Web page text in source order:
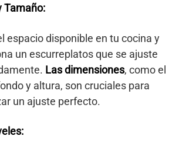
Tamaño:
espacio disponible en tu cocina y
un escurreplatos que se ajuste
Las dimensiones, como el
y altura, son cruciales para
un ajuste perfecto.